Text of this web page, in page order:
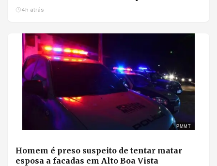
4h atrás
PMMT
Homem é preso suspeito de tentar matar
esposa a facadas em Alto Boa Vista